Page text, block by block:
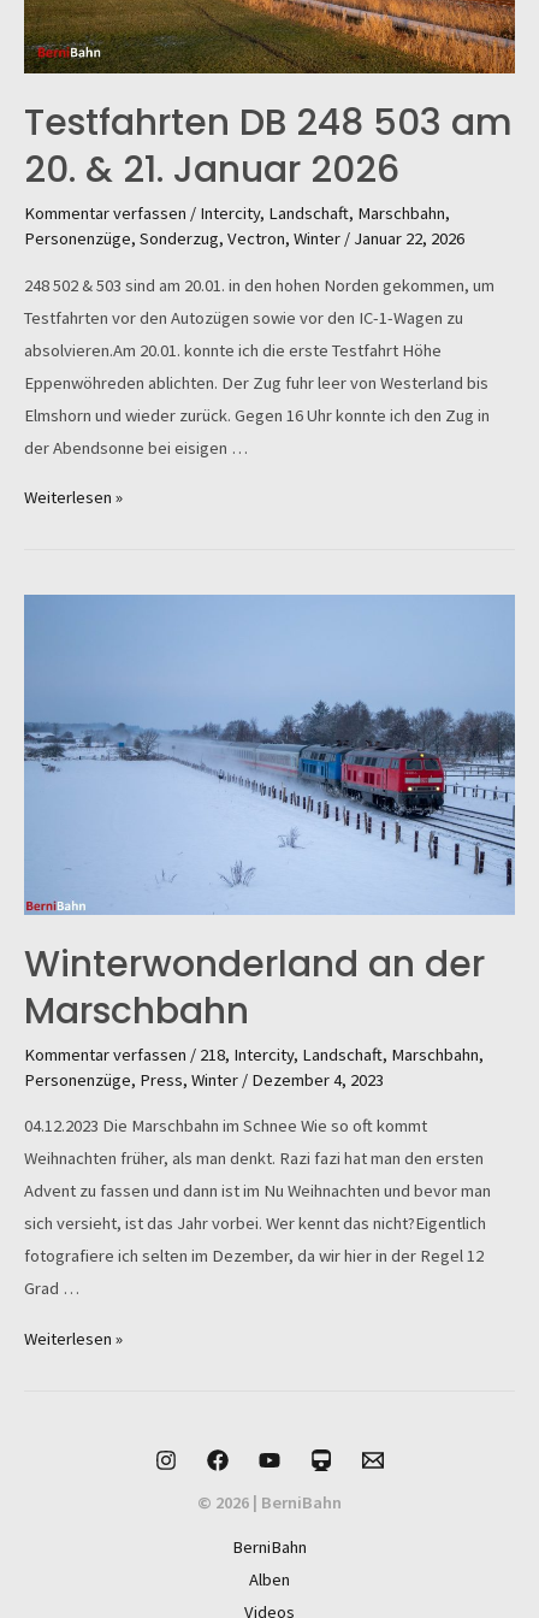
Testfahrten DB 248 503 am
20. & 21. Januar 2026
Kommentar verfassen / Intercity, Landschaft, Marschbahn,
Personenzüge, Sonderzug, Vectron, Winter / Januar 22, 2026
248 502 & 503 sind am 20.01. in den hohen Norden gekommen, um
Testfahrten vor den Autozügen sowie vor den IC-1-Wagen zu
absolvieren.Am 20.01. konnte ich die erste Testfahrt Höhe
Eppenwöhreden ablichten. Der Zug fuhr leer von Westerland bis
Elmshorn und wieder zurück. Gegen 16 Uhr konnte ich den Zug in
der Abendsonne bei eisigen …
Testfahrten
503
21.
Januar
Weiterlesen »
Winterwonderland an der
Marschbahn
Kommentar verfassen / 218, Intercity, Landschaft, Marschbahn,
Personenzüge, Press, Winter / Dezember 4, 2023
04.12.2023 Die Marschbahn im Schnee Wie so oft kommt
Weihnachten früher, als man denkt. Razi fazi hat man den ersten
Advent zu fassen und dann ist im Nu Weihnachten und bevor man
sich versieht, ist das Jahr vorbei. Wer kennt das nicht?Eigentlich
fotografiere ich selten im Dezember, da wir hier in der Regel 12
Grad …
Winterwonderland
Weiterlesen »
© 2026 | BerniBahn
BerniBahn
Alben
Videos